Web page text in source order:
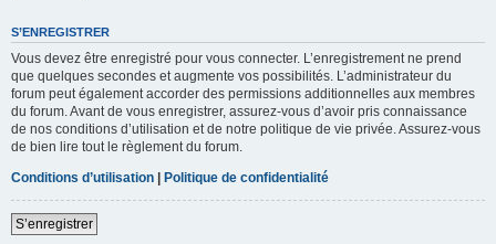
S’ENREGISTRER
Vous devez être enregistré pour vous connecter. L’enregistrement ne prend
que quelques secondes et augmente vos possibilités. L’administrateur du
forum peut également accorder des permissions additionnelles aux membres
du forum. Avant de vous enregistrer, assurez-vous d’avoir pris connaissance
de nos conditions d’utilisation et de notre politique de vie privée. Assurez-vous
de bien lire tout le règlement du forum.
Conditions d’utilisation | Politique de confidentialité
S’enregistrer